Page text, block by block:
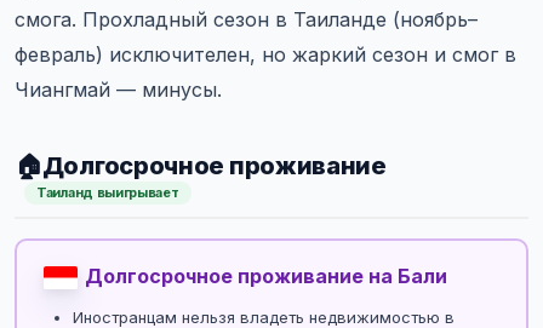
смога. Прохладный сезон в Таиланде (ноябрь–
февраль) исключителен, но жаркий сезон и смог в
Чиангмай — минусы.
🏠Долгосрочное проживание
Таиланд выигрывает
Долгосрочное проживание на Бали
Иностранцам нельзя владеть недвижимостью в